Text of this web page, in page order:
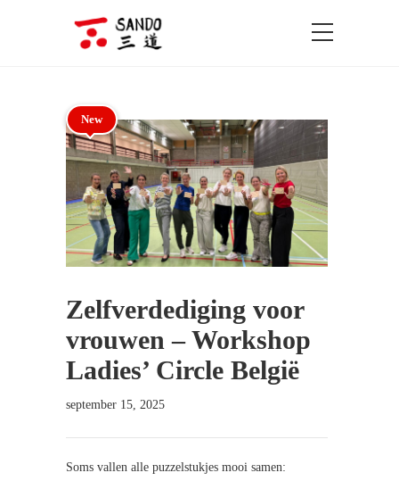
New
Zelfverdediging voor
vrouwen – Workshop
Ladies’ Circle België
september 15, 2025
Soms vallen alle puzzelstukjes mooi samen: